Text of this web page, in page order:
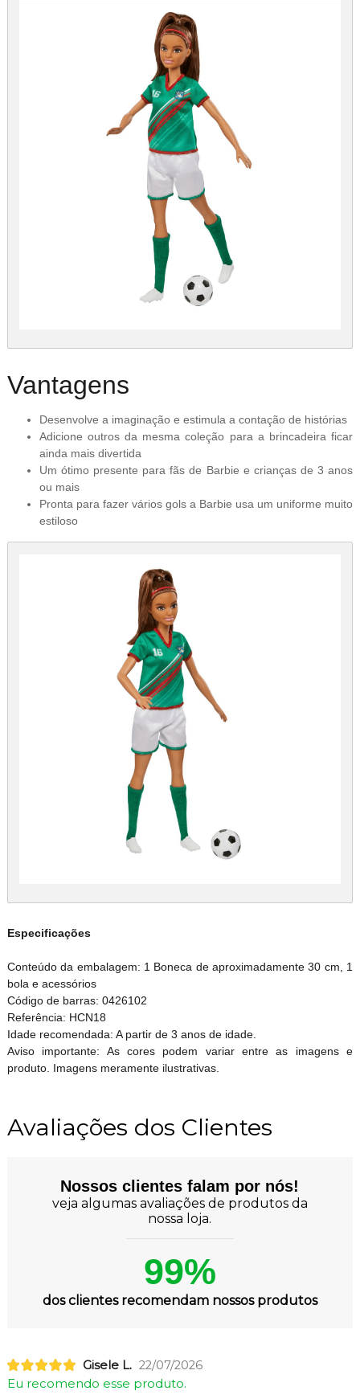
Vantagens
Desenvolve a imaginação e estimula a contação de histórias
Adicione outros da mesma coleção para a brincadeira ficar
ainda mais divertida
Um ótimo presente para fãs de Barbie e crianças de 3 anos
ou mais
Pronta para fazer vários gols a Barbie usa um uniforme muito
estiloso
Especificações
Conteúdo da embalagem: 1 Boneca de aproximadamente 30 cm, 1
bola e acessórios
Código de barras: 0426102
Referência: HCN18
Idade recomendada: A partir de 3 anos de idade.
Aviso importante: As cores podem variar entre as imagens e
produto. Imagens meramente ilustrativas.
Avaliações dos Clientes
Nossos clientes falam por nós!
veja algumas avaliações de produtos da
nossa loja.
99%
dos clientes recomendam nossos produtos
Gisele L. 22/07/2026
Eu recomendo esse produto.